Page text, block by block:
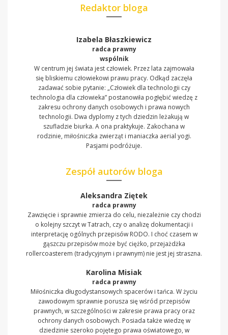
Redaktor bloga
Izabela Błaszkiewicz
radca prawny
wspólnik
W centrum jej świata jest człowiek. Przez lata zajmowała
się bliskiemu człowiekowi prawu pracy. Odkąd zaczęła
zadawać sobie pytanie: „Człowiek dla technologii czy
technologia dla człowieka” postanowiła pogłębić wiedzę z
zakresu ochrony danych osobowych i prawa nowych
technologii. Dwa dyplomy z tych dziedzin leżakują w
szufladzie biurka. A ona praktykuje. Zakochana w
rodzinie, miłośniczka zwierząt i maniaczka aerial yogi.
Pasjami podróżuje.
Zespół autorów bloga
Aleksandra Ziętek
radca prawny
Zawzięcie i sprawnie zmierza do celu, niezależnie czy chodzi
o kolejny szczyt w Tatrach, czy o analizę dokumentacji i
interpretację ogólnych przepisów RODO. I choć czasem w
gąszczu przepisów może być ciężko, przejażdżka
rollercoasterem (tradycyjnym i prawnym) nie jest jej straszna.
Karolina Misiak
radca prawny
Miłośniczka długodystansowych spacerów i tańca. W życiu
zawodowym sprawnie porusza się wśród przepisów
prawnych, w szczególności w zakresie prawa pracy oraz
ochrony danych osobowych. Posiada także wiedzę w
dziedzinie szeroko pojętego prawa oświatowego, w